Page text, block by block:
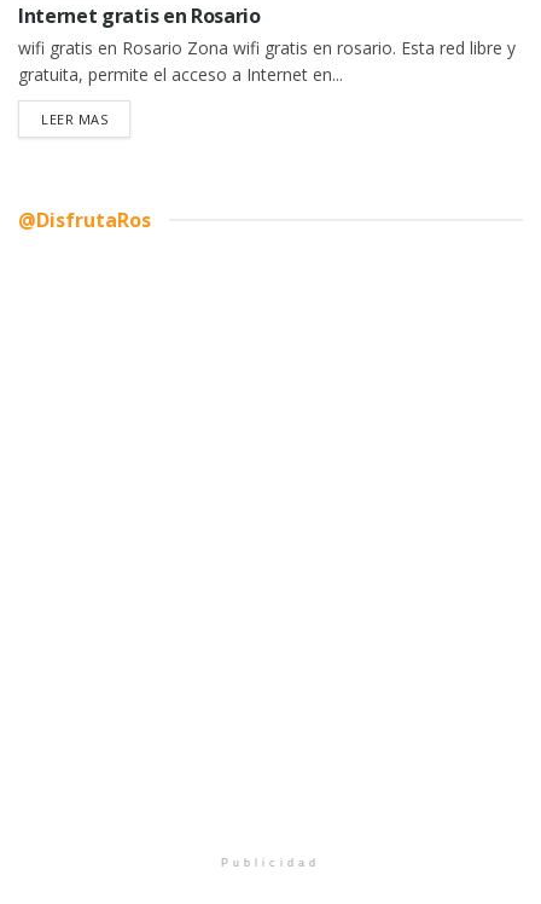
Internet gratis en Rosario
wifi gratis en Rosario Zona wifi gratis en rosario. Esta red libre y
gratuita, permite el acceso a Internet en...
LEER MASDETAILS
@DisfrutaRos
Publicidad